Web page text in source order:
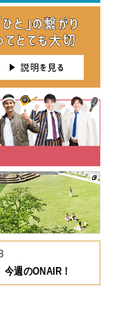
週のONAIR！